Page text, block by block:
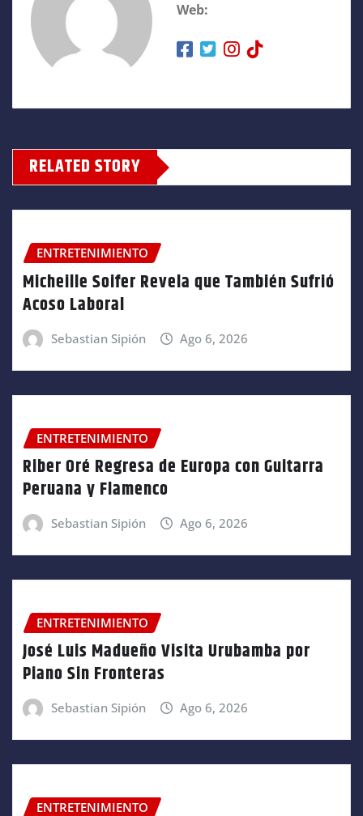
Web:
RELATED STORY
ENTRETENIMIENTO
Micheille Soifer Revela que También Sufrió
Acoso Laboral
Sebastian Sipión Ago 6, 2026
ENTRETENIMIENTO
Riber Oré Regresa de Europa con Guitarra
Peruana y Flamenco
Sebastian Sipión Ago 6, 2026
ENTRETENIMIENTO
José Luis Madueño Visita Urubamba por
Piano Sin Fronteras
Sebastian Sipión Ago 6, 2026
ENTRETENIMIENTO